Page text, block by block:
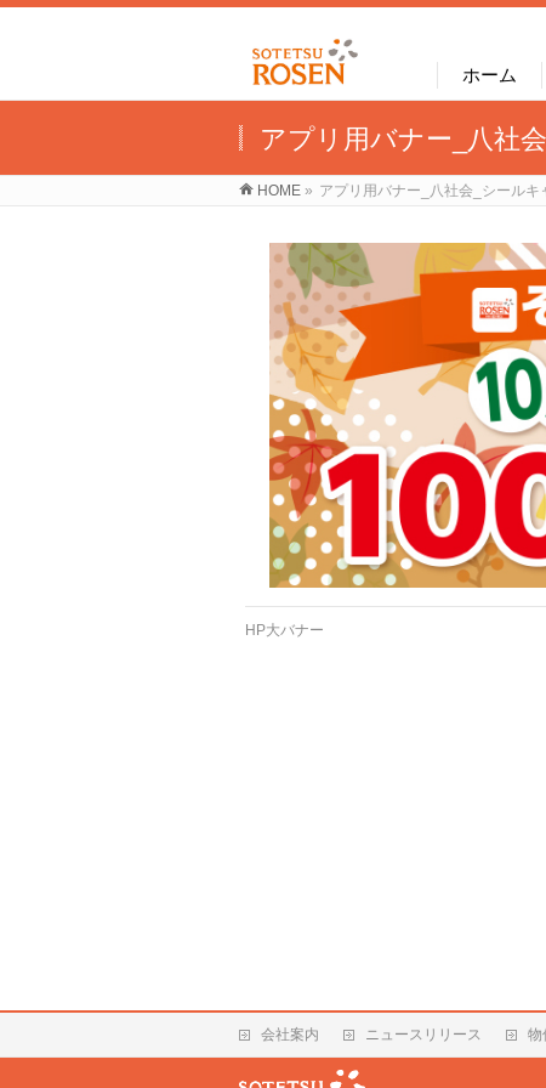
ホーム
アプリ用バナー_八社
HOME » アプリ用バナー_八社会_シールキ
HP大バナー
会社案内 ニュースリリース 物